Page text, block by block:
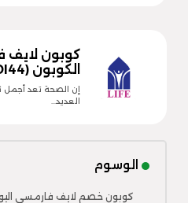
كوبون لايف
الكوبون (WADI44) | خصم 50%…
إن الصحة تعد أجمل
العديد…
الوسوم
كوبون خصم لايف فارمسي